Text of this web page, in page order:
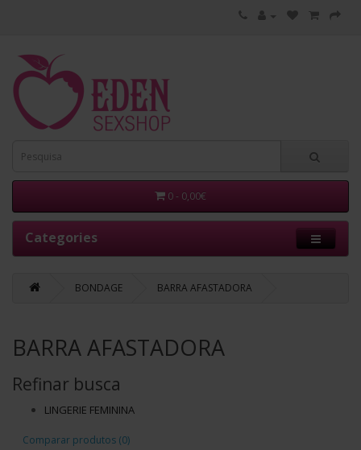
0 - 0,00€
Categories
BONDAGE BARRA AFASTADORA
BARRA AFASTADORA
Refinar busca
LINGERIE FEMININA
Comparar produtos (0)